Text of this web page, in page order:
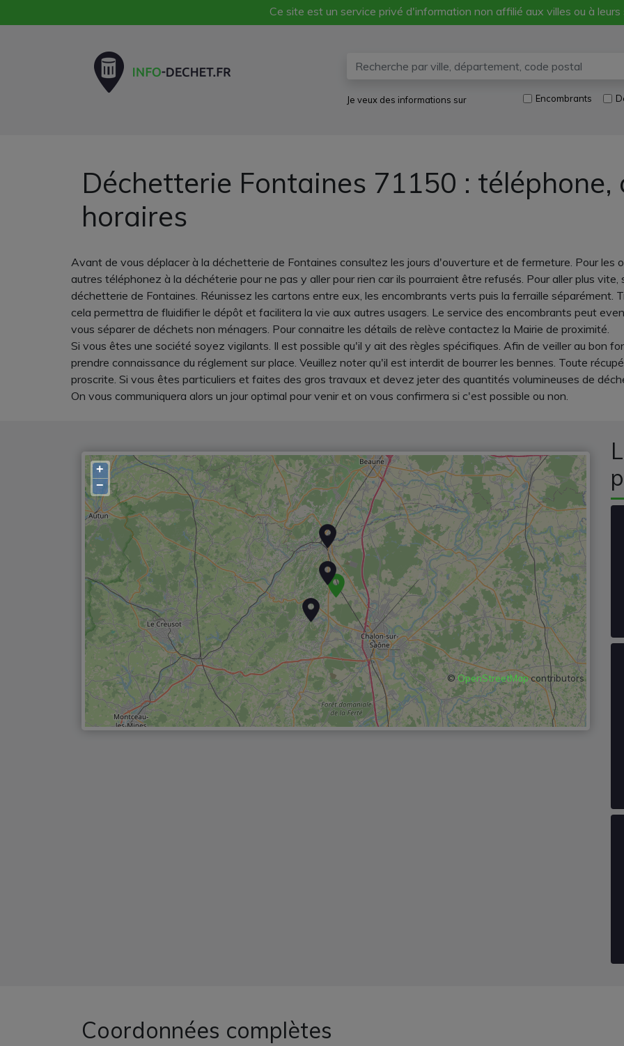
Ce site est un service privé d'information non affilié aux villes ou à leurs
Je veux des informations sur Encombrants
Déchetterie Fontaines 71150 : téléphone,
horaires
Avant de vous déplacer à la déchetterie de Fontaines consultez les jours d'ouverture et de fermeture. Pour les
autres téléphonez à la déchéterie pour ne pas y aller pour rien car ils pourraient être refusés. Pour aller plus
déchetterie de Fontaines. Réunissez les cartons entre eux, les encombrants verts puis la ferraille séparément.
cela permettra de fluidifier le dépôt et facilitera la vie aux autres usagers. Le service des encombrants peut
vous séparer de déchets non ménagers. Pour connaitre les détails de relève contactez la Mairie de proximité.
Si vous êtes une société soyez vigilants. Il est possible qu'il y ait des règles spécifiques. Afin de veiller au bon
prendre connaissance du réglement sur place. Veuillez noter qu'il est interdit de bourrer les bennes. Toute
proscrite. Si vous êtes particuliers et faites des gros travaux et devez jeter des quantités volumineuses de
On vous communiquera alors un jour optimal pour venir et on vous confirmera si c'est possible ou non.
+
−
©OpenStreetMapcontributors
Coordonnées complètes